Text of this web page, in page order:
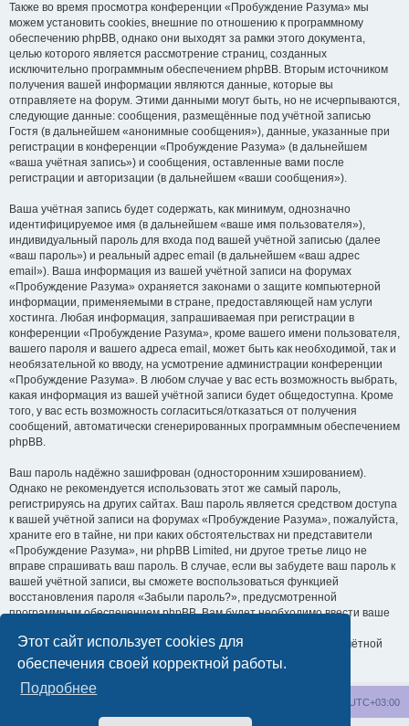
Этот сайт использует cookies для
обеспечения своей корректной работы.
Подробнее
Также во время просмотра конференции «Пробуждение Разума» мы
можем установить cookies, внешние по отношению к программному
обеспечению phpBB, однако они выходят за рамки этого документа,
целью которого является рассмотрение страниц, созданных
исключительно программным обеспечением phpBB. Вторым источником
получения вашей информации являются данные, которые вы
отправляете на форум. Этими данными могут быть, но не исчерпываются,
следующие данные: сообщения, размещённые под учётной записью
Гостя (в дальнейшем «анонимные сообщения»), данные, указанные при
регистрации в конференции «Пробуждение Разума» (в дальнейшем
«ваша учётная запись») и сообщения, оставленные вами после
регистрации и авторизации (в дальнейшем «ваши сообщения»).
Ваша учётная запись будет содержать, как минимум, однозначно
идентифицируемое имя (в дальнейшем «ваше имя пользователя»),
индивидуальный пароль для входа под вашей учётной записью (далее
«ваш пароль») и реальный адрес email (в дальнейшем «ваш адрес
email»). Ваша информация из вашей учётной записи на форумах
«Пробуждение Разума» охраняется законами о защите компьютерной
информации, применяемыми в стране, предоставляющей нам услуги
хостинга. Любая информация, запрашиваемая при регистрации в
конференции «Пробуждение Разума», кроме вашего имени пользователя,
вашего пароля и вашего адреса email, может быть как необходимой, так и
необязательной ко вводу, на усмотрение администрации конференции
«Пробуждение Разума». В любом случае у вас есть возможность выбрать,
какая информация из вашей учётной записи будет общедоступна. Кроме
того, у вас есть возможность согласиться/отказаться от получения
сообщений, автоматически сгенерированных программным обеспечением
phpBB.
Ваш пароль надёжно зашифрован (односторонним хэшированием).
Однако не рекомендуется использовать этот же самый пароль,
регистрируясь на других сайтах. Ваш пароль является средством доступа
к вашей учётной записи на форумах «Пробуждение Разума», пожалуйста,
храните его в тайне, ни при каких обстоятельствах ни представители
«Пробуждение Разума», ни phpBB Limited, ни другое третье лицо не
вправе спрашивать ваш пароль. В случае, если вы забудете ваш пароль к
вашей учётной записи, вы сможете воспользоваться функцией
восстановления пароля «Забыли пароль?», предусмотренной
программным обеспечением phpBB. Вам будет необходимо ввести ваше
обеспечение phpBB сгенерирует вам новый пароль для вашей учётной
записи.
UTC+03:00